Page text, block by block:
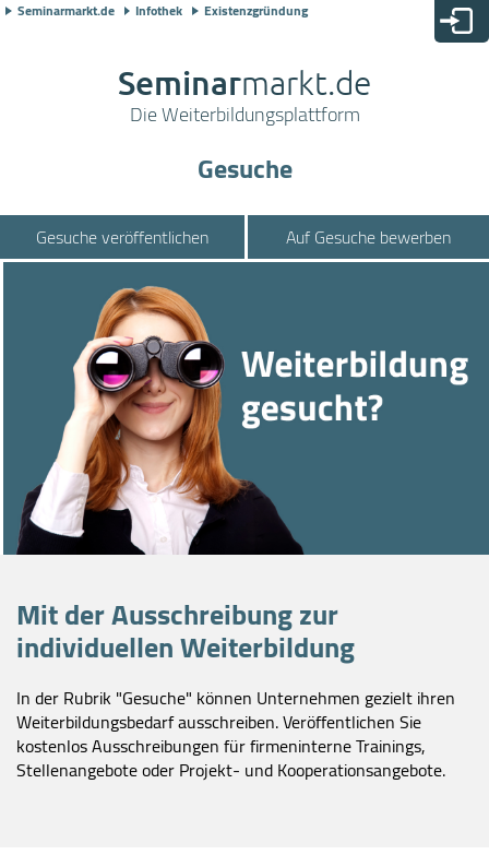
Seminarmarkt.de Infothek Existenzgründung
Seminarmarkt.de
Die Weiterbildungsplattform
Gesuche
Gesuche veröffentlichen Auf Gesuche bewerben
Mit der Ausschreibung zur
individuellen Weiterbildung
In der Rubrik "Gesuche" können Unternehmen gezielt ihren
Weiterbildungsbedarf ausschreiben. Veröffentlichen Sie
kostenlos Ausschreibungen für firmeninterne Trainings,
Stellenangebote oder Projekt- und Kooperationsangebote.